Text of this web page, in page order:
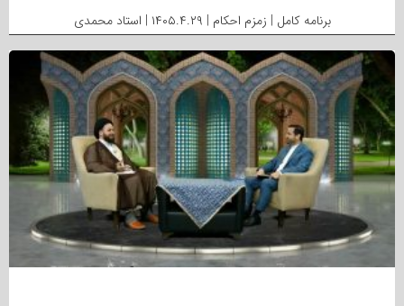
برنامه کامل | زمزم احکام | ۱۴۰۵.۴.۲۹ | استاد محمدی